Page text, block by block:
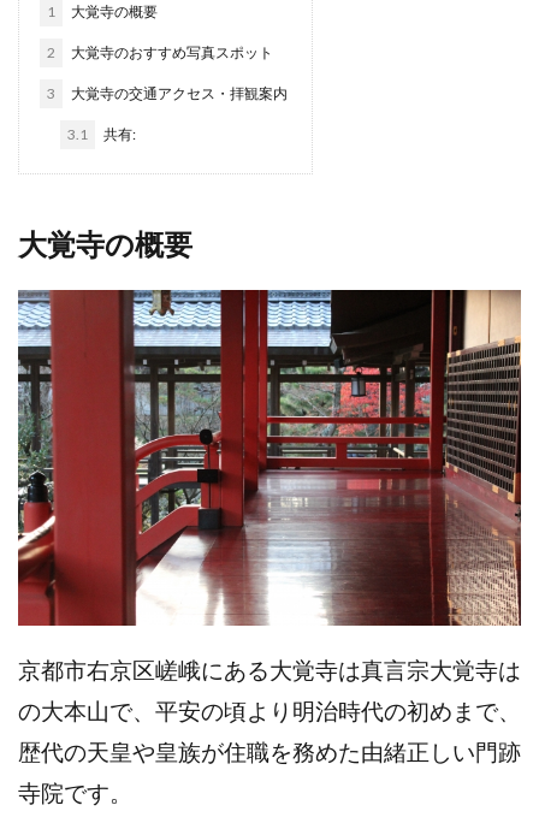
1 大覚寺の概要
2 大覚寺のおすすめ写真スポット
3 大覚寺の交通アクセス・拝観案内
3.1 共有:
大覚寺の概要
京都市右京区嵯峨にある大覚寺は真言宗大覚寺は
の大本山で、平安の頃より明治時代の初めまで、
歴代の天皇や皇族が住職を務めた由緒正しい門跡
寺院です。